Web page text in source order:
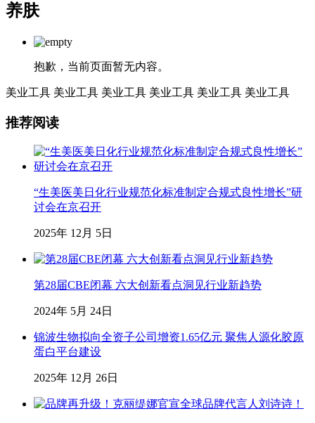
养肤
抱歉，当前页面暂无内容。
美业工具 美业工具 美业工具 美业工具 美业工具 美业工具
推荐阅读
“生美医美日化行业规范化标准制定合规式良性增长”研
讨会在京召开
2025年 12月 5日
第28届CBE闭幕 六大创新看点洞见行业新趋势
2024年 5月 24日
锦波生物拟向全资子公司增资1.65亿元 聚焦人源化胶原
蛋白平台建设
2025年 12月 26日